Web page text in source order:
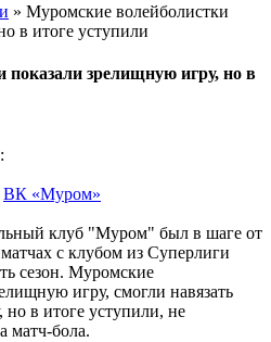
» Муромские волейболистки
в итоге уступили
показали зрелищную игру, но в
ВК «Муром»
клуб "Муром" был в шаге от
с клубом из Суперлиги
сезон. Муромские
игру, смогли навязать
но в итоге уступили, не
матч-бола.